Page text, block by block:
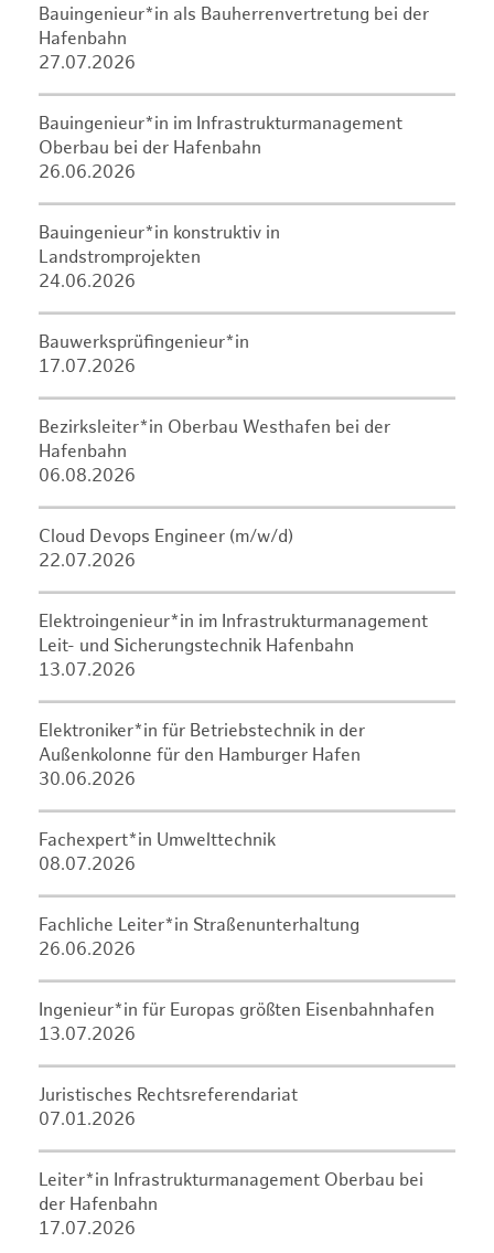
Bauingenieur*in als Bauherrenvertretung bei der
Hafenbahn
27.07.2026
Bauingenieur*in im Infrastrukturmanagement
Oberbau bei der Hafenbahn
26.06.2026
Bauingenieur*in konstruktiv in
Landstromprojekten
24.06.2026
Bauwerksprüfingenieur*in
17.07.2026
Bezirksleiter*in Oberbau Westhafen bei der
Hafenbahn
06.08.2026
Cloud Devops Engineer (m/w/d)
22.07.2026
Elektroingenieur*in im Infrastrukturmanagement
Leit- und Sicherungstechnik Hafenbahn
13.07.2026
Elektroniker*in für Betriebstechnik in der
Außenkolonne für den Hamburger Hafen
30.06.2026
Fachexpert*in Umwelttechnik
08.07.2026
Fachliche Leiter*in Straßenunterhaltung
26.06.2026
Ingenieur*in für Europas größten Eisenbahnhafen
13.07.2026
Juristisches Rechtsreferendariat
07.01.2026
Leiter*in Infrastrukturmanagement Oberbau bei
der Hafenbahn
17.07.2026